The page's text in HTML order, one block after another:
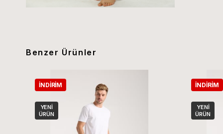
Benzer Ürünler
İNDIRIM
YENI
ÜRÜN
İNDIRIM
YENI
ÜRÜN